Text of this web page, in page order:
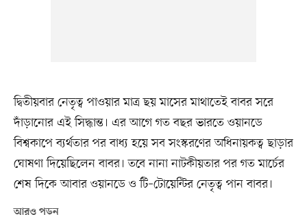
দ্বিতীয়বার নেতৃত্ব পাওয়ার মাত্র ছয় মাসের মাথাতেই বাবর সরে
দাঁড়ানোর এই সিদ্ধান্ত। এর আগে গত বছর ভারতে ওয়ানডে
বিশ্বকাপে ব্যর্থতার পর বাধ্য হয়ে সব সংস্করণের অধিনায়কত্ব ছাড়ার
ঘোষণা দিয়েছিলেন বাবর। তবে নানা নাটকীয়তার পর গত মার্চের
শেষ দিকে আবার ওয়ানডে ও টি–টোয়েন্টির নেতৃত্ব পান বাবর।
আরও পড়ুন